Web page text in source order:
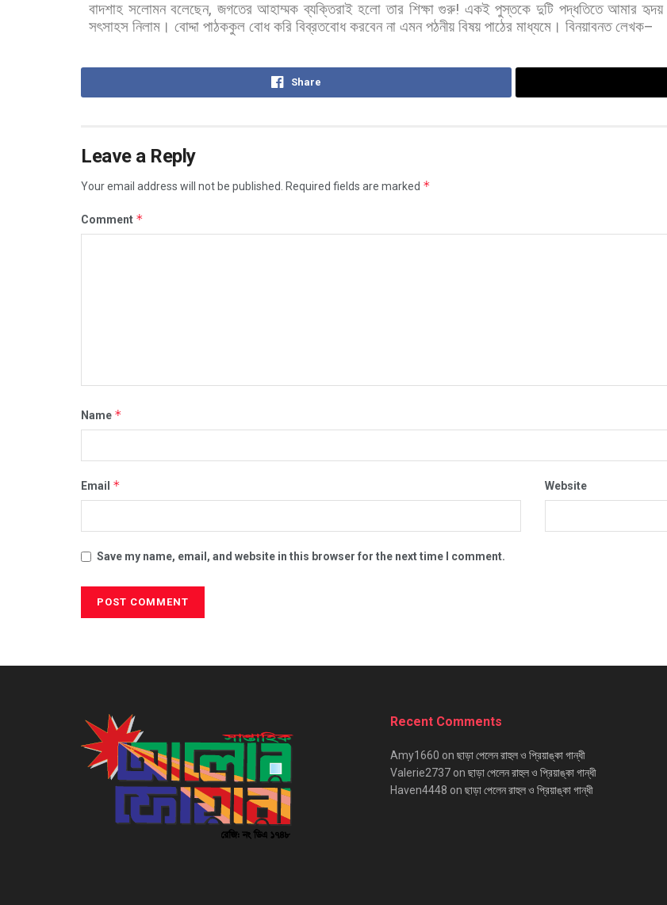
বাদশাহ সলোমন বলেছেন, জগতের আহাম্মক ব্যক্তিরাই হলো তার শিক্ষা গুরু! একই পুস্তকে দুটি পদ্ধতিতে আমার হৃদয়
সৎসাহস নিলাম। বোদ্দা পাঠককুল বোধ করি বিব্রতবোধ করবেন না এমন পঠনীয় বিষয় পাঠের মাধ্যমে। বিনয়াবনত লেখক–
Share
Leave a Reply
Your email address will not be published. Required fields are marked *
Comment *
Name *
Email * Website
Save my name, email, and website in this browser for the next time I comment.
Recent Comments
Amy1660 on ছাড়া পেলেন রাহুল ও প্রিয়াঙ্কা গান্ধী
Valerie2737 on ছাড়া পেলেন রাহুল ও প্রিয়াঙ্কা গান্ধী
Haven4448 on ছাড়া পেলেন রাহুল ও প্রিয়াঙ্কা গান্ধী